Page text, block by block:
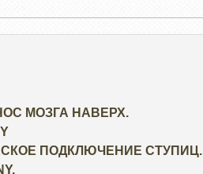
МОЗГА НАВЕРХ.
ПОДКЛЮЧЕНИЕ СТУПИЦ.